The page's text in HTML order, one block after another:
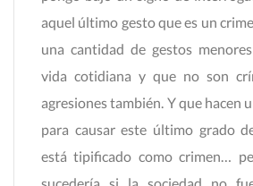
aquel último gesto que es un
una cantidad de gestos
vida cotidiana y que no son
agresiones también. Y que hacen
para causar este último grado
está tipificado como crimen…